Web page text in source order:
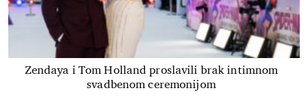
Zendaya i Tom Holland proslavili brak intimnom
svadbenom ceremonijom